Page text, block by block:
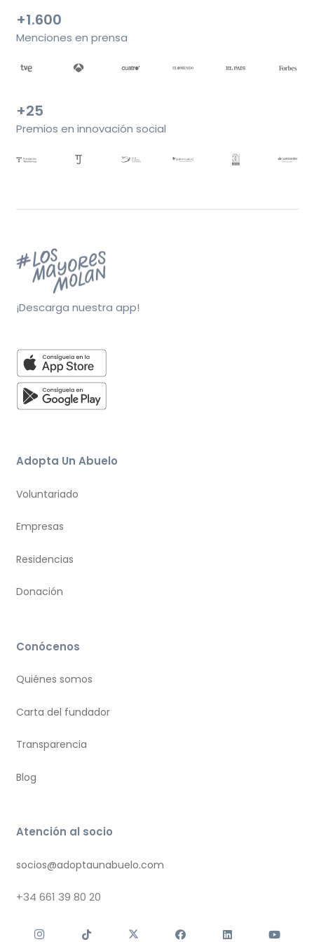
+1.600
Menciones en prensa
+25
Premios en innovación social
¡Descarga nuestra app!
Adopta Un Abuelo
Voluntariado
Empresas
Residencias
Donación
Conócenos
Quiénes somos
Carta del fundador
Transparencia
Blog
Atención al socio
socios@adoptaunabuelo.com
+34 661 39 80 20